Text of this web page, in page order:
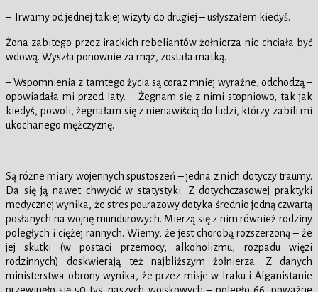
– Trwamy od jednej takiej wizyty do drugiej – usłyszałem kiedyś.
Żona zabitego przez irackich rebeliantów żołnierza nie chciała być
wdową. Wyszła ponownie za mąż, została matką.
– Wspomnienia z tamtego życia są coraz mniej wyraźne, odchodzą –
opowiadała mi przed laty. – Żegnam się z nimi stopniowo, tak jak
kiedyś, powoli, żegnałam się z nienawiścią do ludzi, którzy zabili mi
ukochanego mężczyznę.
—–
Są różne miary wojennych spustoszeń – jedna z nich dotyczy traumy.
Da się ją nawet chwycić w statystyki. Z dotychczasowej praktyki
medycznej wynika, że stres pourazowy dotyka średnio jedną czwartą
posłanych na wojnę mundurowych. Mierzą się z nim również rodziny
poległych i ciężej rannych. Wiemy, że jest chorobą rozszerzoną – że
jej skutki (w postaci przemocy, alkoholizmu, rozpadu więzi
rodzinnych) doskwierają też najbliższym żołnierza. Z danych
ministerstwa obrony wynika, że przez misje w Iraku i Afganistanie
przewinęło się 50 tys. naszych wojskowych – poległo 66, poważne